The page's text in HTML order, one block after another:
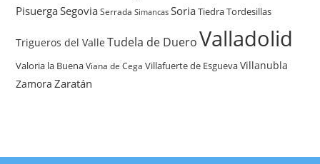
PisuergaSegovia Serrada Simancas SoriaTiedraTordesillas
Trigueros del Valle Tudela de Duero Valladolid
Valoria la Buena Viana de Cega Villafuerte de EsguevaVillanubla
Zamora Zaratán